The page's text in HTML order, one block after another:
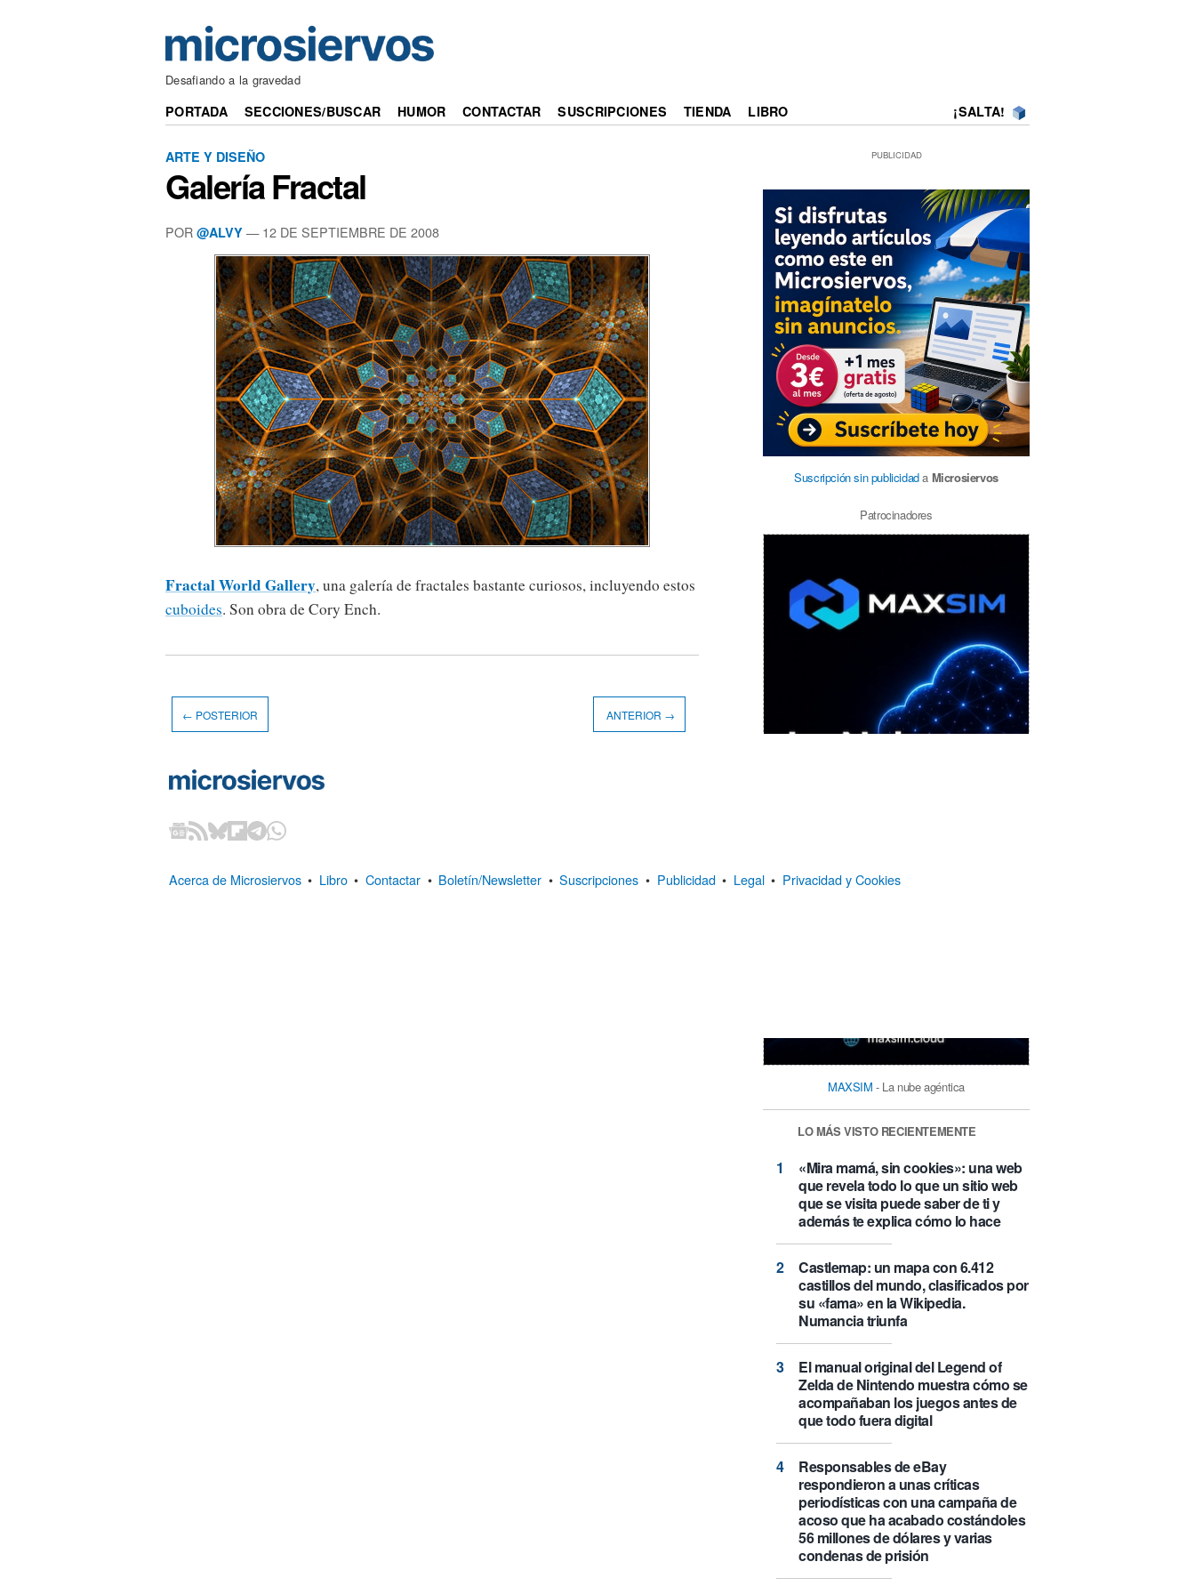
Desafiando a la gravedad
PORTADA SECCIONES/BUSCAR HUMOR CONTACTAR SUSCRIPCIONES TIENDA LIBRO ¡SALTA!
ARTE Y DISEÑO
Galería Fractal
POR @ALVY — 12 DE SEPTIEMBRE DE 2008
Fractal World Gallery, una galería de fractales bastante curiosos, incluyendo estos
cuboides. Son obra de Cory Ench.
PUBLICIDAD
Suscripción sin publicidada Microsiervos
Patrocinadores
MAXSIM - La nube agéntica
LO MÁS VISTO RECIENTEMENTE
«Mira mamá, sin cookies»: una web
que revela todo lo que un sitio web
que se visita puede saber de ti y
además te explica cómo lo hace
Castlemap: un mapa con 6.412
castillos del mundo, clasificados por
su «fama» en la Wikipedia.
Numancia triunfa
El manual original del Legend of
Zelda de Nintendo muestra cómo se
acompañaban los juegos antes de
que todo fuera digital
Responsables de eBay
respondieron a unas críticas
periodísticas con una campaña de
acoso que ha acabado costándoles
56 millones de dólares y varias
condenas de prisión
← POSTERIOR ANTERIOR →
Acerca de Microsiervos • Libro • Contactar • Boletín/Newsletter • Suscripciones • Publicidad • Legal • Privacidad y Cookies